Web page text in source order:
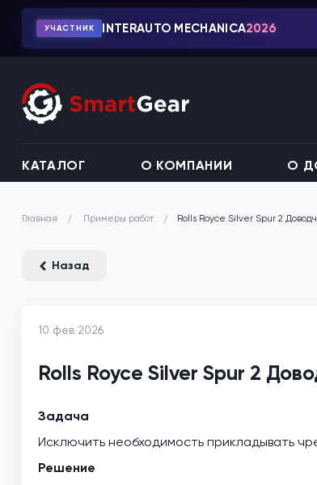
УЧАСТНИК INTERAUTO MECHANICA2026
КАТАЛОГ О КОМПАНИИ О
Главная Примеры работ Rolls Royce Silver Spur 2
Назад
10 фев 2026
Rolls Royce Silver Spur 2
Задача
Исключить необходимость прикладывать
Решение